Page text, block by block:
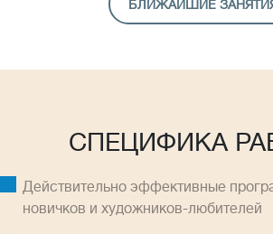
БЛИЖАЙШИЕ
СПЕЦИФИКА
Действительно эффективные
новичков и художников-любителей